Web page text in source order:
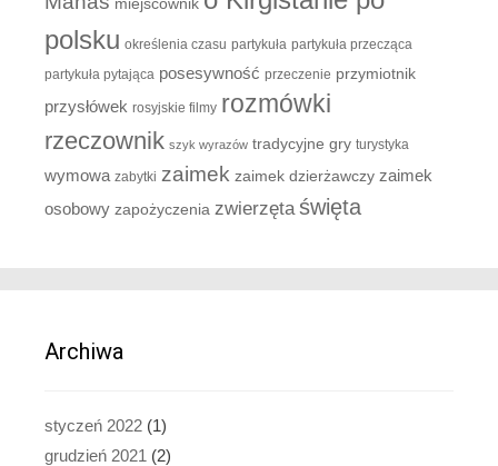
miejscownik
polsku określenia czasu partykuła partykuła przecząca
partykuła pytająca posesywność przeczenie przymiotnik
przysłówek rosyjskie filmy rozmówki
rzeczownik szyk wyrazów tradycyjne gry turystyka
wymowa zabytki zaimek zaimek dzierżawczy zaimek
osobowy zapożyczenia zwierzęta święta
Archiwa
styczeń 2022 (1)
grudzień 2021 (2)